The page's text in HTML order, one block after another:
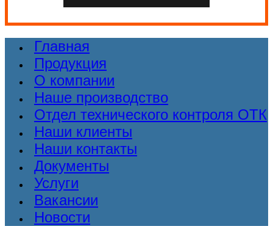
Главная
Продукция
О компании
Наше производство
Отдел технического контроля ОТК
Наши клиенты
Наши контакты
Документы
Услуги
Вакансии
Новости